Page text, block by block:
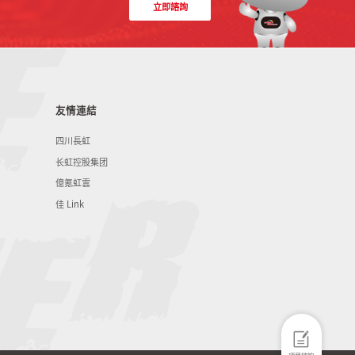
立即諮詢
友情連結
四川長虹
长虹控股集团
億氪虹雲
佳 Link